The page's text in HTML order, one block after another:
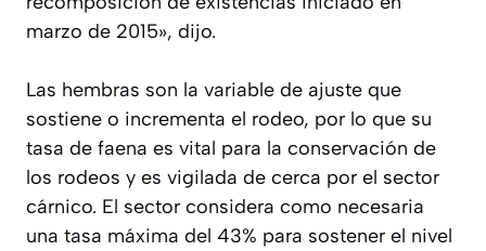
marzo de 2015», dijo.
Las hembras son la variable de ajuste que
sostiene o incrementa el rodeo, por lo que su
tasa de faena es vital para la conservación de
los rodeos y es vigilada de cerca por el sector
cárnico. El sector considera como necesaria
una tasa máxima del 43% para sostener el nivel